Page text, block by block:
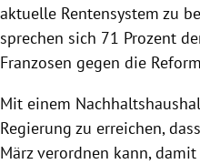
aktuelle Rentensystem zu
sprechen sich 71 Prozent
Franzosen gegen die
Mit einem
Regierung zu erreichen,
März verordnen kann,